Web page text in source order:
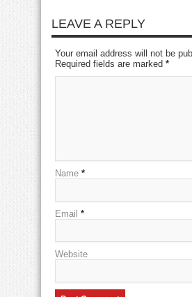
LEAVE A REPLY
Your email address will not be
Required fields are marked *
Name *
Email *
Website